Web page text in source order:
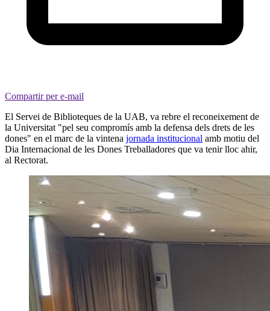
Compartir per e-mail
El Servei de Biblioteques de la UAB, va rebre el reconeixement de
la Universitat "pel seu compromís amb la defensa dels drets de les
dones" en el marc de la vintena jornada institucional amb motiu del
Dia Internacional de les Dones Treballadores que va tenir lloc ahir,
al Rectorat.